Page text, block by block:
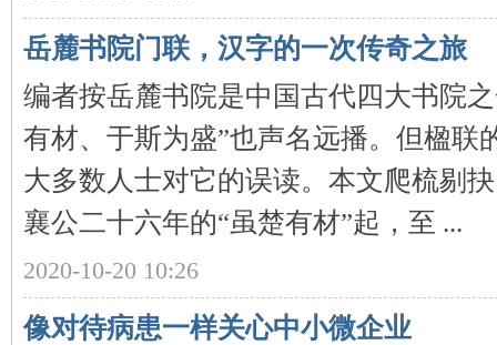
岳麓书院门联，汉字的一次传奇之旅
编者按岳麓书院是中国古代四大书院
有材、于斯为盛”也声名远播。但楹联
大多数人士对它的误读。本文爬梳剔
襄公二十六年的“虽楚有材”起，至 ...
2020-10-20 10:26
像对待病患一样关心中小微企业